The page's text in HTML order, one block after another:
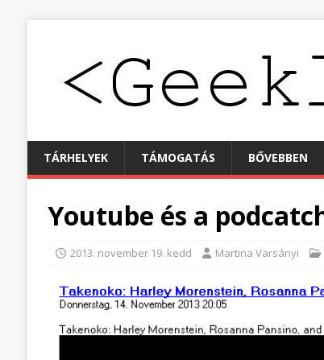
TÁRHELYEK TÁMOGATÁS BŐVEBBEN
Youtube és a
2013. november 19. kedd Martina Varsányi